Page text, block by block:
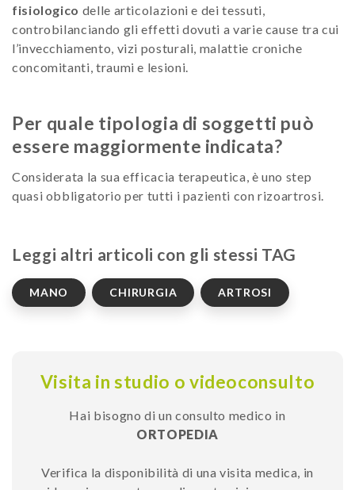
fisiologico delle articolazioni e dei tessuti,
controbilanciando gli effetti dovuti a varie cause tra cui
l’invecchiamento, vizi posturali, malattie croniche
concomitanti, traumi e lesioni.
Per quale tipologia di soggetti può
essere maggiormente indicata?
Considerata la sua efficacia terapeutica, è uno step
quasi obbligatorio per tutti i pazienti con rizoartrosi.
Leggi altri articoli con gli stessi TAG
MANO CHIRURGIA ARTROSI
Visita in studio o videoconsulto
Hai bisogno di un consulto medico in
ORTOPEDIA
Verifica la disponibilità di una visita medica, in